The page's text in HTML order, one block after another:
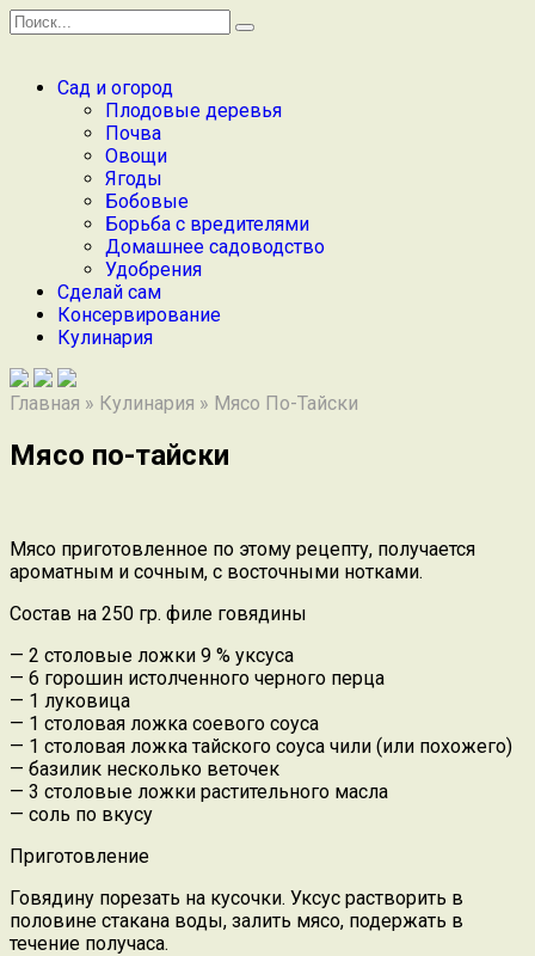
Перейти
к
Search
for:
Сад и огород
Плодовые деревья
Почва
Овощи
Ягоды
Бобовые
Борьба с вредителями
Домашнее садоводство
Удобрения
Сделай сам
Консервирование
Кулинария
Главная » Кулинария » Мясо По-Тайски
Мясо по-тайски
Мясо приготовленное по этому рецепту, получается
ароматным и сочным, с восточными нотками.
Состав на 250 гр. филе говядины
— 2 столовые ложки 9 % уксуса
— 6 горошин истолченного черного перца
— 1 луковица
— 1 столовая ложка соевого соуса
— 1 столовая ложка тайского соуса чили (или похожего)
— базилик несколько веточек
— 3 столовые ложки растительного масла
— соль по вкусу
Приготовление
Говядину порезать на кусочки. Уксус растворить в
половине стакана воды, залить мясо, подержать в
течение получаса.